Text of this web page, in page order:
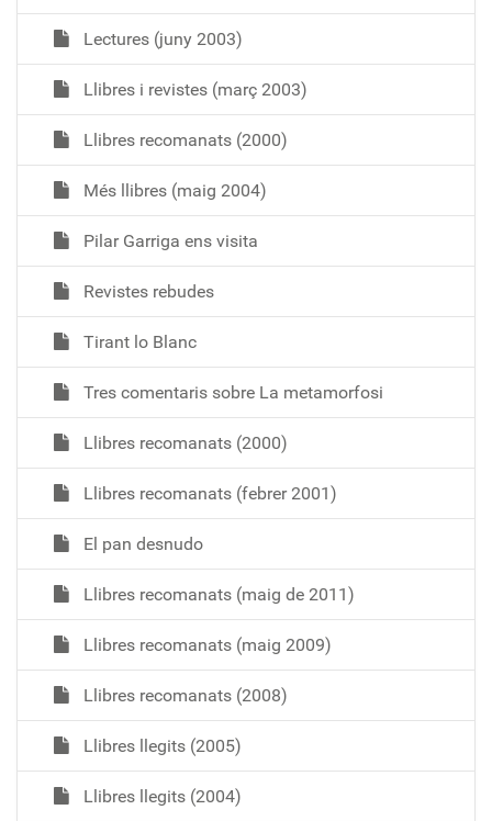
Lectures (juny 2003)
Llibres i revistes (març 2003)
Llibres recomanats (2000)
Més llibres (maig 2004)
Pilar Garriga ens visita
Revistes rebudes
Tirant lo Blanc
Tres comentaris sobre La metamorfosi
Llibres recomanats (2000)
Llibres recomanats (febrer 2001)
El pan desnudo
Llibres recomanats (maig de 2011)
Llibres recomanats (maig 2009)
Llibres recomanats (2008)
Llibres llegits (2005)
Llibres llegits (2004)